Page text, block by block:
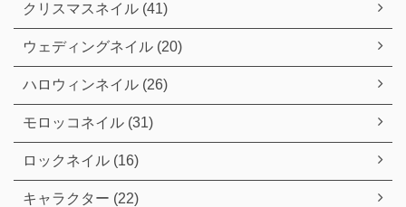
クリスマスネイル (41)
ウェディングネイル (20)
ハロウィンネイル (26)
モロッコネイル (31)
ロックネイル (16)
キャラクター (22)